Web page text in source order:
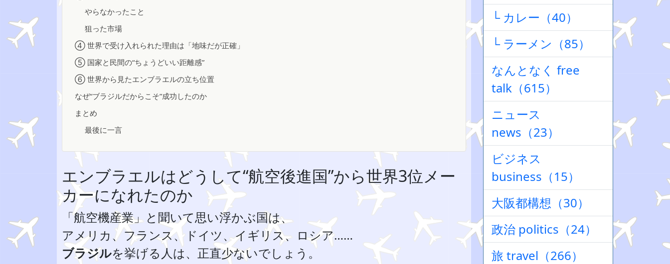
やらなかったこと
狙った市場
④ 世界で受け入れられた理由は「地味だが正確」
⑤ 国家と民間の“ちょうどいい距離感”
⑥ 世界から見たエンブラエルの立ち位置
なぜ“ブラジルだからこそ”成功したのか
まとめ
最後に一言
エンブラエルはどうして“航空後進国”から世界3位メー
カーになれたのか
「航空機産業」と聞いて思い浮かぶ国は、
アメリカ、フランス、ドイツ、イギリス、ロシア……
ブラジルを挙げる人は、正直少ないでしょう。
└ カレー（40）
└ ラーメン（85）
なんとなく free
talk（615）
ニュース
news（23）
ビジネス
business（15）
大阪都構想（30）
政治 politics（24）
旅 travel（266）